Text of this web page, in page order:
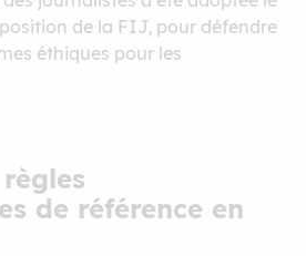
de la FIJ, pour défendre
éthiques pour les
de référence en